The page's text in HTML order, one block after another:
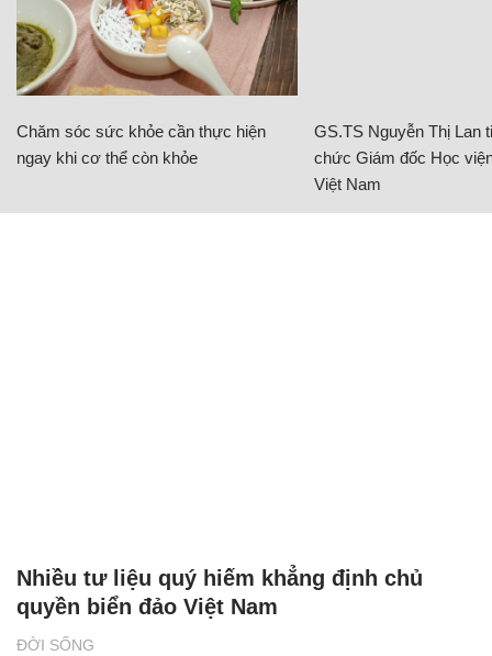
Chăm sóc sức khỏe cần thực hiện
ngay khi cơ thể còn khỏe
GS.TS Nguyễn Thị Lan
chức Giám đốc Học
Việt Nam
ĐỜI SỐNG
Nhiều tư liệu quý hiếm khẳng định chủ
quyền biển đảo Việt Nam